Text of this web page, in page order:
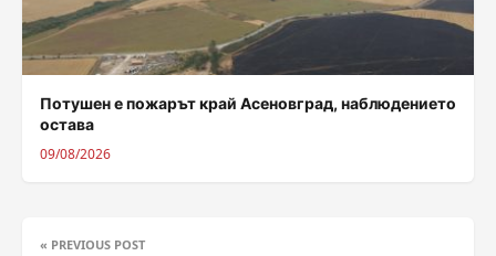
Потушен е пожарът край Асеновград, наблюдението
остава
09/08/2026
« PREVIOUS POST